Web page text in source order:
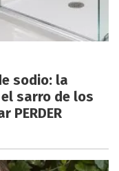
sodio: la
el sarro de los
PERDER